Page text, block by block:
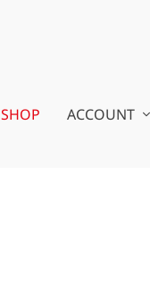
SHOP ACCOUNT